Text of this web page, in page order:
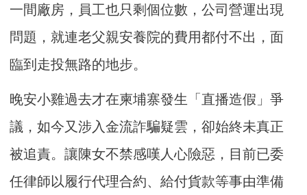
一間廠房，員工也只剩個位數，公司營運出現
問題，就連老父親安養院的費用都付不出，面
臨到走投無路的地步。
晚安小雞過去才在柬埔寨發生「直播造假」爭
議，如今又涉入金流詐騙疑雲，卻始終未真正
被追責。讓陳女不禁感嘆人心險惡，目前已委
任律師以履行代理合約、給付貨款等事由準備